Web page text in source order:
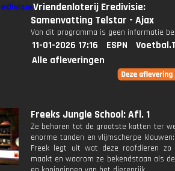
Vriendenloterij Eredivisie:
Samenvatting Telstar - Ajax
Van dit programma is geen informatie
11-01-2026 17:16 ESPN
Alle afleveringen
Freeks Jungle School: Afl. 1
Ze behoren tot de grootste katten ter
enorme tanden en vlijmscherpe
Freek legt uit wat deze roofdieren zo
maakt en waarom ze bekendstaan als